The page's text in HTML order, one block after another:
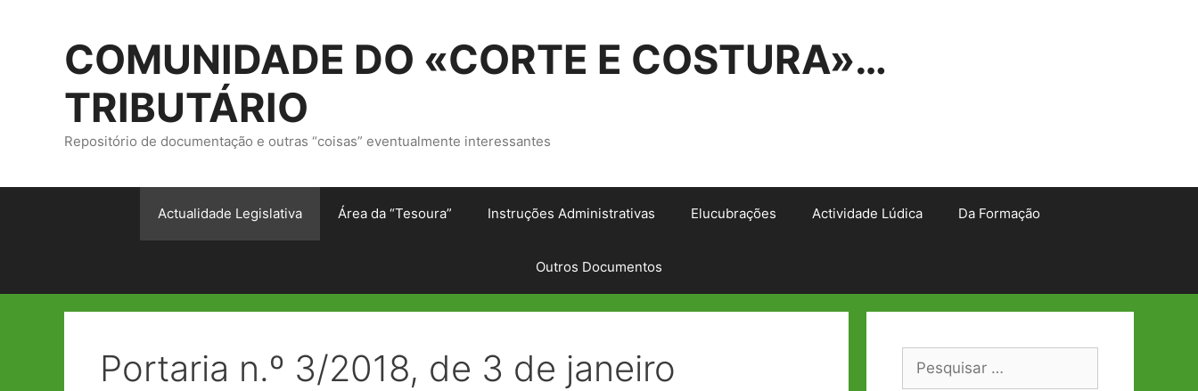
COMUNIDADE DO «CORTE E COSTURA»…
TRIBUTÁRIO
Repositório de documentação e outras “coisas” eventualmente interessantes
Actualidade Legislativa Área da “Tesoura” Instruções Administrativas Elucubrações Actividade Lúdica Da Formação
Outros Documentos
Portaria n.º 3/2018, de 3 de janeiro
Pesquisar